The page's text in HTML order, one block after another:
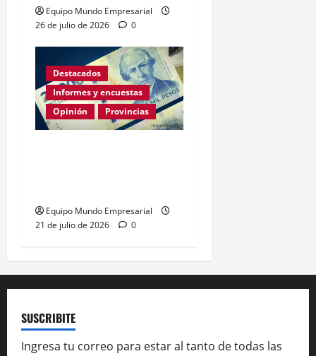
Equipo Mundo Empresarial
26 de julio de 2026
0
Destacados
Informes y encuestas
Opinión
Provincias
Equipo Mundo Empresarial
21 de julio de 2026
0
SUSCRIBITE
Ingresa tu correo para estar al tanto de todas las